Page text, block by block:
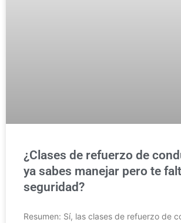
¿Clases de refuerzo de
ya sabes manejar pero te
seguridad?
Resumen: Sí, las clases de refuerzo de